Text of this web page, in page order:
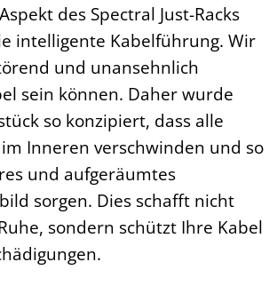
des Spectral Just-Racks
intelligente Kabelführung. Wir
und unansehnlich
sein können. Daher wurde
so konzipiert, dass alle
Inneren verschwinden und so
und aufgeräumtes
sorgen. Dies schafft nicht
sondern schützt Ihre Kabel